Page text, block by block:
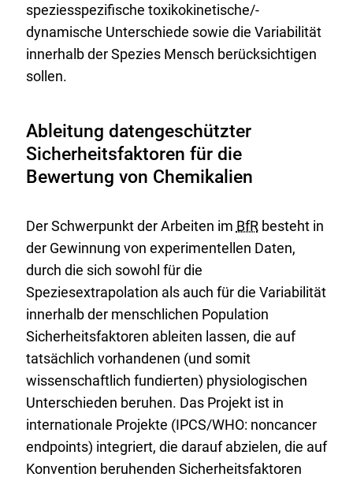
speziesspezifische toxikokinetische/-
dynamische Unterschiede sowie die Variabilität
innerhalb der Spezies Mensch berücksichtigen
sollen.
Ableitung datengeschützter
Sicherheitsfaktoren für die
Bewertung von Chemikalien
Der Schwerpunkt der Arbeiten im BfRbesteht in
der Gewinnung von experimentellen Daten,
durch die sich sowohl für die
Speziesextrapolation als auch für die Variabilität
innerhalb der menschlichen Population
Sicherheitsfaktoren ableiten lassen, die auf
tatsächlich vorhandenen (und somit
wissenschaftlich fundierten) physiologischen
Unterschieden beruhen. Das Projekt ist in
internationale Projekte (IPCS/WHO: noncancer
endpoints) integriert, die darauf abzielen, die auf
Konvention beruhenden Sicherheitsfaktoren